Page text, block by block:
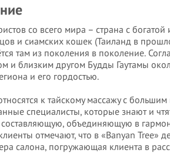
со всего мира – страна с богатой
и сиамских кошек (Таиланд в
там из поколения в поколение.
и близким другом Будды Гаутамы
и его гордостью.
к тайскому массажу с
специалисты, которые знают и
объединяющую в
отмечают, что в «Banyan Tree»
салона, погружающая клиента в